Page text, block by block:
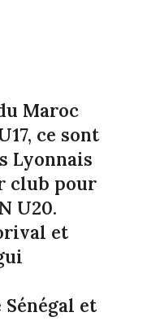
Maroc
ce sont
Lyonnais
club pour
U20.
et
et